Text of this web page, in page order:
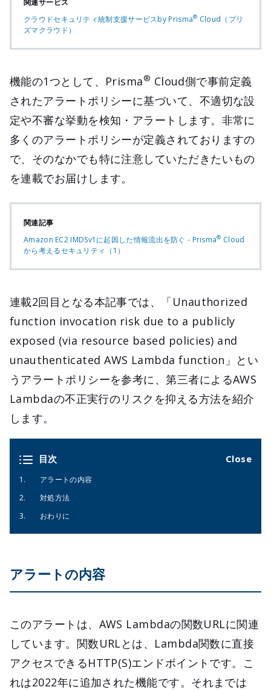
クラウドセキュリティ統制支援サービスby Prisma® Cloud（プリ
ズマクラウド）
機能の1つとして、Prisma® Cloud側で事前定義
されたアラートポリシーに基づいて、不適切な設
定や不審な挙動を検知・アラートします。非常に
多くのアラートポリシーが定義されておりますの
で、そのなかでも特に注意していただきたいもの
を連載でお届けします。
関連記事
Amazon EC2 IMDSv1に起因した情報流出を防ぐ - Prisma® Cloud
から考えるセキュリティ（1）
連載2回目となる本記事では、「Unauthorized
function invocation risk due to a publicly
exposed (via resource based policies) and
unauthenticated AWS Lambda function」とい
うアラートポリシーを参考に、第三者によるAWS
Lambdaの不正実行のリスクを抑える方法を紹介
します。
目次
アラートの内容
対処方法
おわりに
アラートの内容
このアラートは、AWS Lambdaの関数URLに関連
しています。関数URLとは、Lambda関数に直接
アクセスできるHTTP(S)エンドポイントです。こ
れは2022年に追加された機能です。それまでは